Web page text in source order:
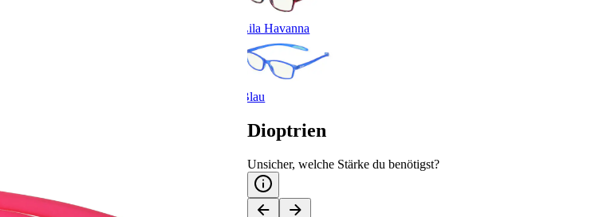
Lila Havanna
Blau
Dioptrien
Unsicher, welche Stärke du benötigst?